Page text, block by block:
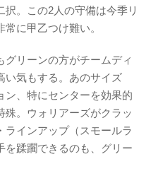
。この2人の守備は今季リ
に甲乙つけ難い。
リーンの方がチームディ
い気もする。あのサイズ
ン、特にセンターを効果的
殊。ウォリアーズがクラッ
ラインアップ（スモールラ
を蹂躙できるのも、グリー